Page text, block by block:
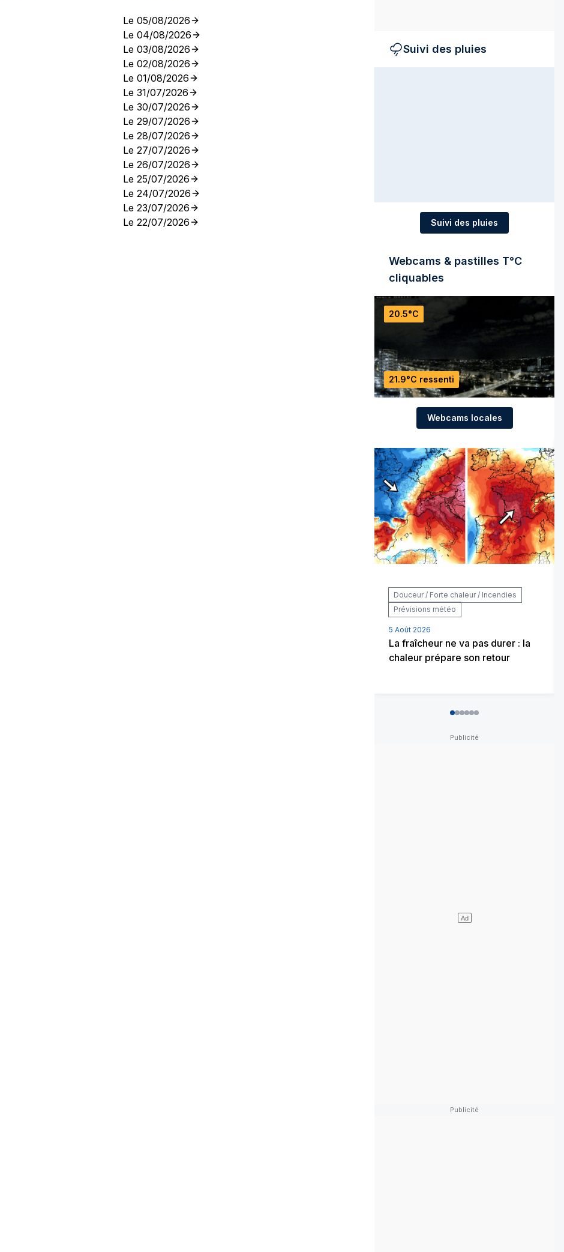
Le 05/08/2026
Le 04/08/2026
Le 03/08/2026
Le 02/08/2026
Le 01/08/2026
Le 31/07/2026
Le 30/07/2026
Le 29/07/2026
Le 28/07/2026
Le 27/07/2026
Le 26/07/2026
Le 25/07/2026
Le 24/07/2026
Le 23/07/2026
Le 22/07/2026
Suivi des pluies
Suivi des pluies
Webcams & pastilles T°C
cliquables
20.5°C
21.9°C ressenti
Webcams locales
Douceur / Forte chaleur / Incendies
Prévisions météo
5 Août 2026
La fraîcheur ne va pas durer : la
chaleur prépare son retour
012345